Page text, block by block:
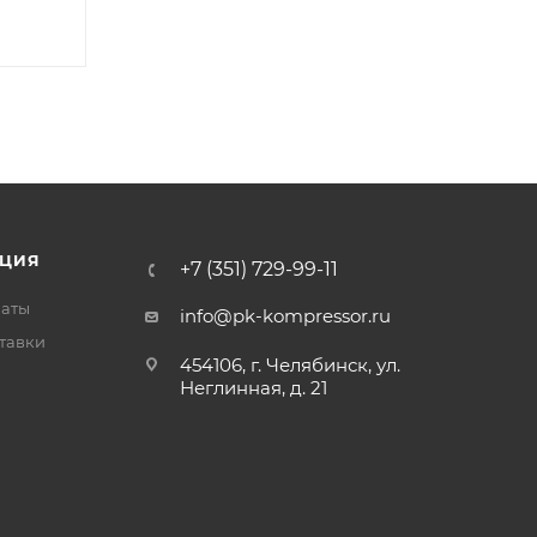
+7 (351) 729-99-11
info@pk-kompressor.ru
454106, г. Челябинск, ул.
Неглинная, д. 21